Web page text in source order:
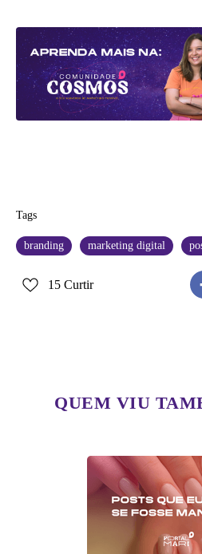
Tags
branding marketing digital
15 Curtir
QUEM VIU